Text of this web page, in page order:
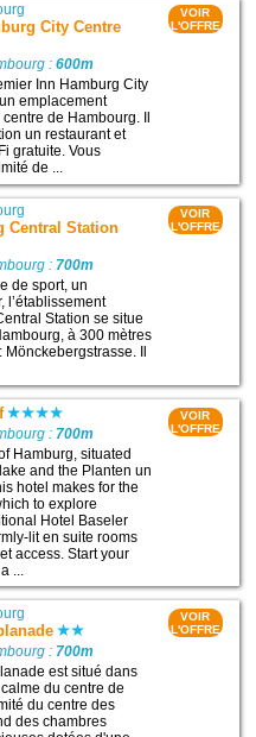
City Centre
:600m
Inn Hamburg City
emplacement
de Hambourg. Il
un restaurant et
gratuite. Vous
de ...
VOIR
L'OFFRE
Central Station
: 700m
de sport, un
l’établissement
Station se situe
à 300 mètres
Il
VOIR
L'OFFRE
: 700m
Hamburg, situated
and the Planten un
hotel makes for the
to explore
Hotel Baseler
lit en suite rooms
access. Start your
...
VOIR
L'OFFRE
: 700m
est situé dans
du centre de
du centre des
des chambres
VOIR
L'OFFRE